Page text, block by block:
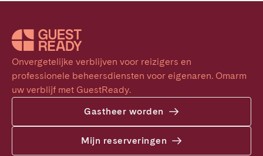
Onvergetelijke verblijven voor reizigers en
professionele beheersdiensten voor eigenaren. Omarm
uw verblijf met GuestReady.
Gastheer worden
Mijn reserveringen